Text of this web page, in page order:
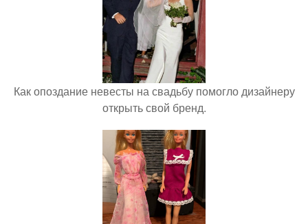
Как опоздание невесты на свадьбу помогло дизайнеру
открыть свой бренд.